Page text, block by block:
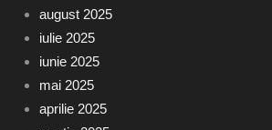
august 2025
iulie 2025
iunie 2025
mai 2025
aprilie 2025